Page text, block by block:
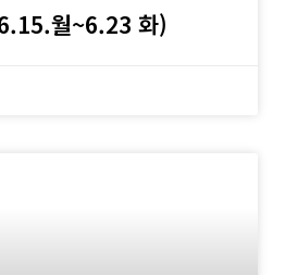
월~6.23 화)